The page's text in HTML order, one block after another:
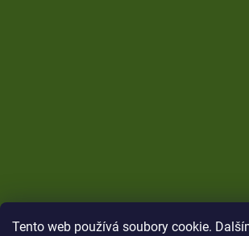
Tento web používá soubory cookie.